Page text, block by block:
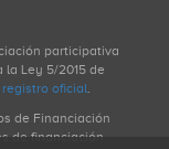
participativa
la Ley 5/2015 de
oficial.
de Financiación
de financiación